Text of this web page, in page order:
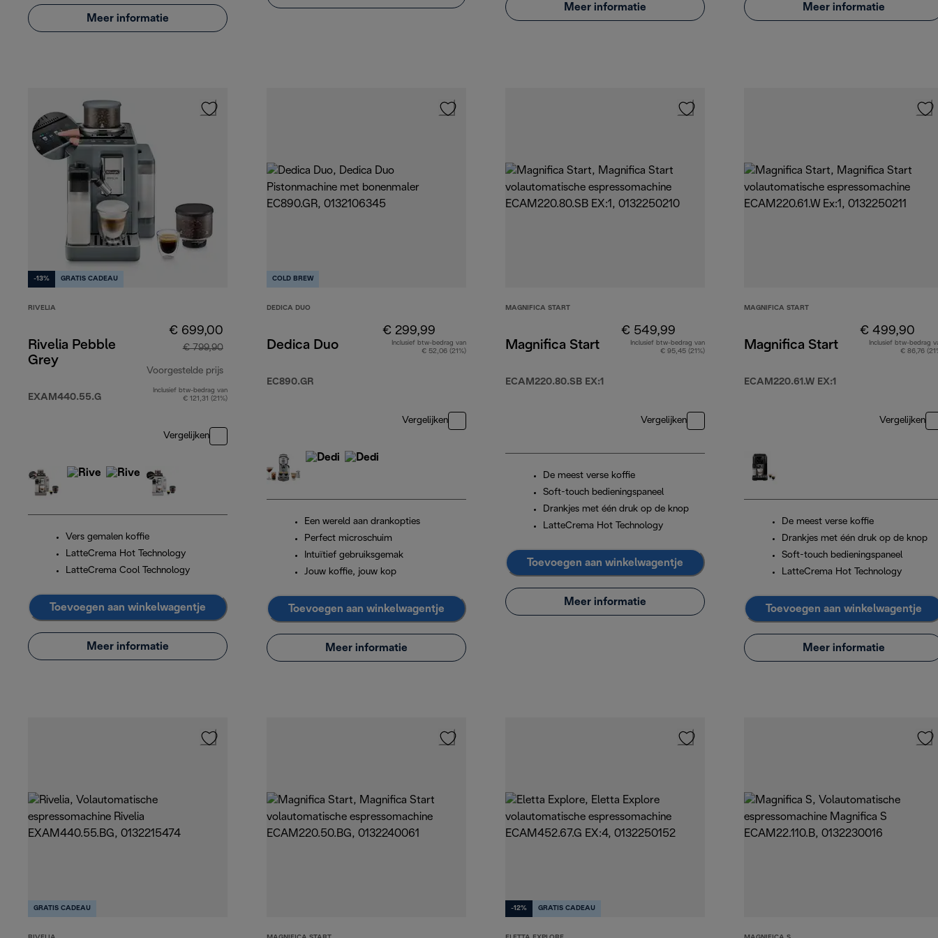
Meer informatie
Meer informatie Meer informatie
-13% GRATIS CADEAU
RIVELIA
Rivelia Pebble
Grey
EXAM440.55.G
€ 699,00
€ 799,90
Voorgestelde prijs
originele prijs € 799,90
Inclusief btw-bedrag van
€ 121,31 (21%)
Vergelijken
Vers gemalen koffie
LatteCrema Hot Technology
LatteCrema Cool Technology
Toevoegen aan winkelwagentje
Meer informatie
COLD BREW
DEDICA DUO
Dedica Duo
EC890.GR
€ 299,99
Inclusief btw-bedrag van
€ 52,06 (21%)
Vergelijken
Een wereld aan drankopties
Perfect microschuim
Intuïtief gebruiksgemak
Jouw koffie, jouw kop
Toevoegen aan winkelwagentje
Meer informatie
MAGNIFICA START
Magnifica Start
ECAM220.80.SB EX:1
€ 549,99
Inclusief btw-bedrag van
€ 95,45 (21%)
Vergelijken
De meest verse koffie
Soft-touch bedieningspaneel
Drankjes met één druk op de knop
LatteCrema Hot Technology
Toevoegen aan winkelwagentje
Meer informatie
MAGNIFICA START
Magnifica Start
ECAM220.61.W EX:1
€ 499,90
Inclusief btw-bedrag
€ 86,76
Vergelijken
De meest verse koffie
Drankjes met één druk op de knop
Soft-touch bedieningspaneel
LatteCrema Hot Technology
Toevoegen aan winkelwagentje
Meer informatie
GRATIS CADEAU -12% GRATIS CADEAU